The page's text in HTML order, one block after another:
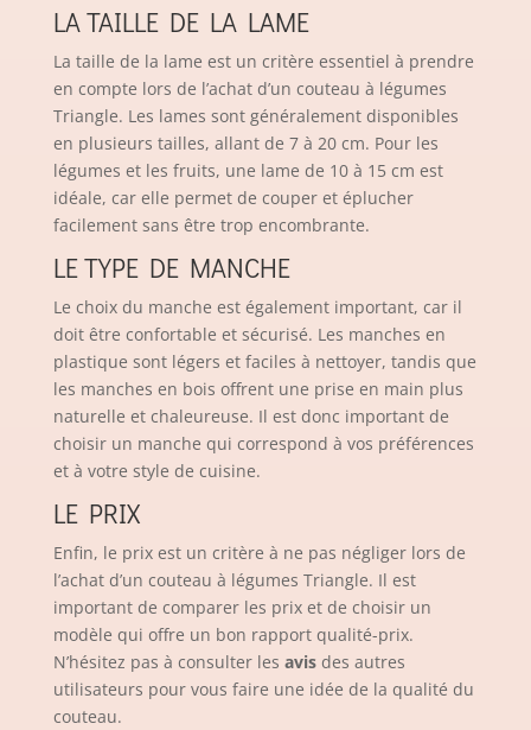
LA TAILLE DE LA LAME
La taille de la lame est un critère essentiel à prendre
en compte lors de l’achat d’un couteau à légumes
Triangle. Les lames sont généralement disponibles
en plusieurs tailles, allant de 7 à 20 cm. Pour les
légumes et les fruits, une lame de 10 à 15 cm est
idéale, car elle permet de couper et éplucher
facilement sans être trop encombrante.
LE TYPE DE MANCHE
Le choix du manche est également important, car il
doit être confortable et sécurisé. Les manches en
plastique sont légers et faciles à nettoyer, tandis que
les manches en bois offrent une prise en main plus
naturelle et chaleureuse. Il est donc important de
choisir un manche qui correspond à vos préférences
et à votre style de cuisine.
LE PRIX
Enfin, le prix est un critère à ne pas négliger lors de
l’achat d’un couteau à légumes Triangle. Il est
important de comparer les prix et de choisir un
modèle qui offre un bon rapport qualité-prix.
N’hésitez pas à consulter les avisdes autres
utilisateurs pour vous faire une idée de la qualité du
couteau.